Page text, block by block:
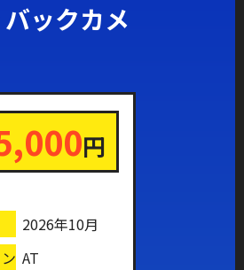
ックカメ
円
2026年10月
AT